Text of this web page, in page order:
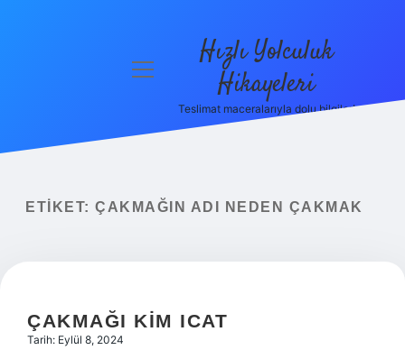
menüyü
Hızlı Yolculuk
Hikayeleri
Teslimat maceralarıyla dolu bilgiler!
ETIKET: ÇAKMAĞIN ADI NEDEN ÇAKMAK
ÇAKMAĞI KIM ICAT
Tarih: Eylül 8, 2024